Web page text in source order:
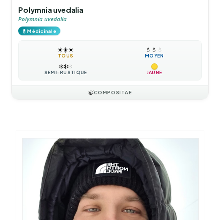
Polymnia uvedalia
Polymnia uvedalia
💊Médicinale
☀️☀️☀️
TOUS
💧 💧 💧
MOYEN
❄️❄️❄️
SEMI-RUSTIQUE JAUNE
🍃COMPOSITAE